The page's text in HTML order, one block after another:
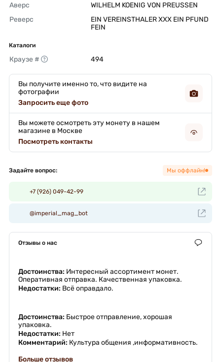
Аверс
WILHELM KOENIG VON PREUSSEN
Реверс
EIN VEREINSTHALER XXX EIN PFUND
FEIN
Каталоги
Краузе # 494
Вы получите именно то, что видите на
фотографии
Запросить еще фото
Вы можете осмотреть эту монету в нашем
магазине в Москве
Посмотреть контакты
Задайте вопрос: Мы оффлайн!
+7 (926) 049-42-99
@imperial_mag_bot
Отзывы о нас
Достоинства: Интересный ассортимент монет.
Оперативная отправка. Качественная упаковка.
Недостатки: Всё оправдало.
Достоинства: Быстрое отправление, хорошая
упаковка.
Недостатки: Нет
Комментарий: Культура общения ,информативность.
Больше отзывов